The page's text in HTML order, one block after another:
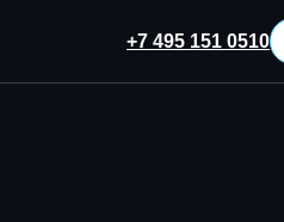
+7 495 151 0510